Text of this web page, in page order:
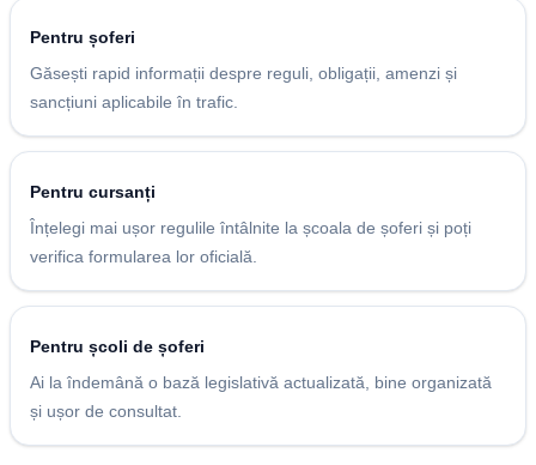
Pentru șoferi
Găsești rapid informații despre reguli, obligații, amenzi și
sancțiuni aplicabile în trafic.
Pentru cursanți
Înțelegi mai ușor regulile întâlnite la școala de șoferi și poți
verifica formularea lor oficială.
Pentru școli de șoferi
Ai la îndemână o bază legislativă actualizată, bine organizată
și ușor de consultat.